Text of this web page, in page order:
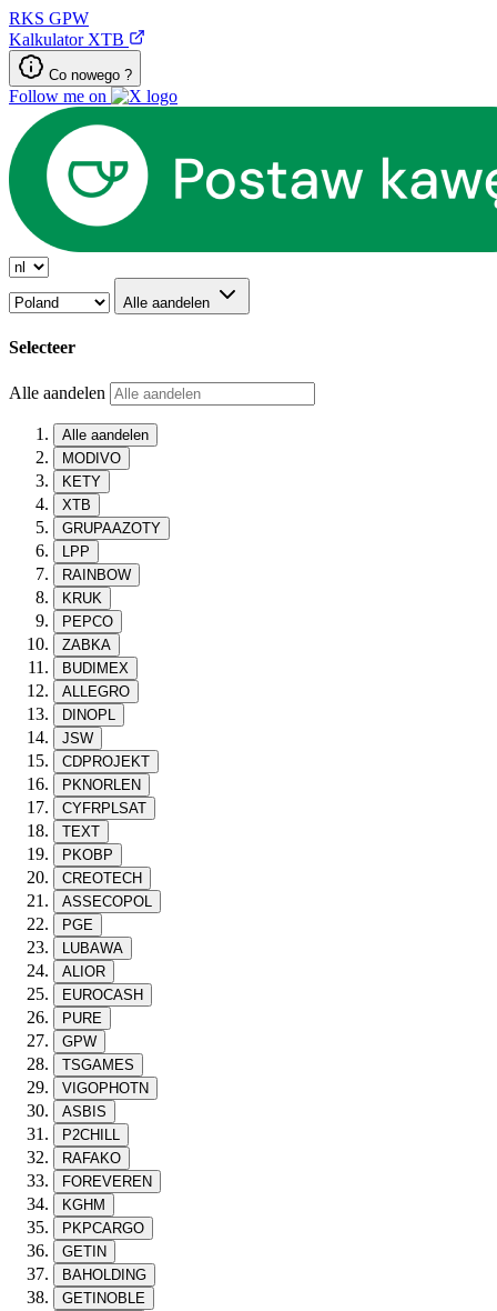
RKS GPW
Kalkulator XTB
Co nowego ?
Follow me on
Alle aandelen
Selecteer
Alle aandelen
Alle aandelen
MODIVO
KETY
XTB
GRUPAAZOTY
LPP
RAINBOW
KRUK
PEPCO
ZABKA
BUDIMEX
ALLEGRO
DINOPL
JSW
CDPROJEKT
PKNORLEN
CYFRPLSAT
TEXT
PKOBP
CREOTECH
ASSECOPOL
PGE
LUBAWA
ALIOR
EUROCASH
PURE
GPW
TSGAMES
VIGOPHOTN
ASBIS
P2CHILL
RAFAKO
FOREVEREN
KGHM
PKPCARGO
GETIN
BAHOLDING
GETINOBLE